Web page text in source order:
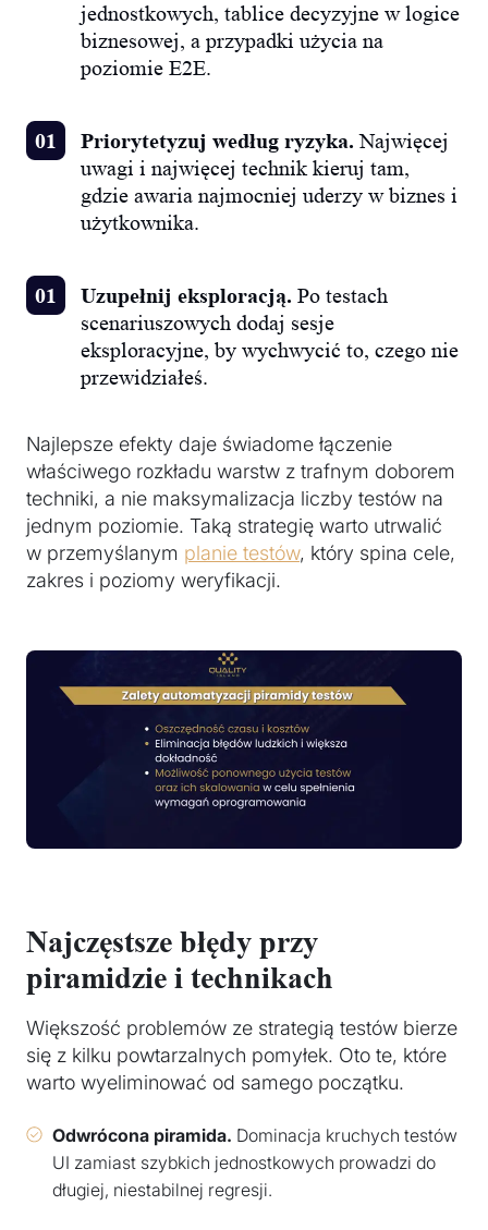
jednostkowych, tablice decyzyjne w logice
biznesowej, a przypadki użycia na
poziomie E2E.
Priorytetyzuj według ryzyka. Najwięcej
uwagi i najwięcej technik kieruj tam,
gdzie awaria najmocniej uderzy w biznes i
użytkownika.
Uzupełnij eksploracją. Po testach
scenariuszowych dodaj sesje
eksploracyjne, by wychwycić to, czego nie
przewidziałeś.
Najlepsze efekty daje świadome łączenie
właściwego rozkładu warstw z trafnym doborem
techniki, a nie maksymalizacja liczby testów na
jednym poziomie. Taką strategię warto utrwalić
w przemyślanym planie testów, który spina cele,
zakres i poziomy weryfikacji.
Najczęstsze błędy przy
piramidzie i technikach
Większość problemów ze strategią testów bierze
się z kilku powtarzalnych pomyłek. Oto te, które
warto wyeliminować od samego początku.
Odwrócona piramida. Dominacja kruchych testów
UI zamiast szybkich jednostkowych prowadzi do
długiej, niestabilnej regresji.